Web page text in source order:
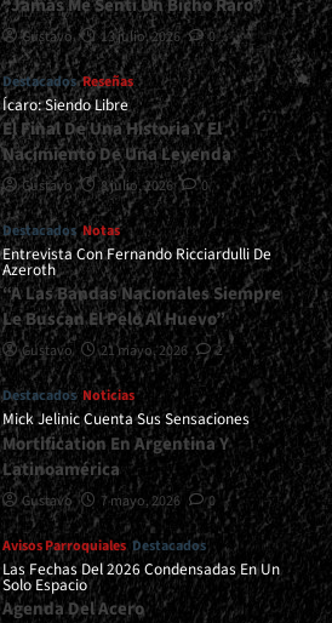
“Jamás Me Sentí Un Bicho Raro”
Gustavo 13 julio, 2026 0
Destacados Reseñas
Ícaro: Siendo Libre
El Final De Una Historia Y El
Nacimiento De Una Leyenda
Gustavo 8 julio, 2026 0
Destacados Notas
Entrevista Con Fernando Ricciardulli De
Azeroth
“A Las Bandas Nacionales Siempre
Le Buscan El Pelo Al Huevo”
Gustavo 21 mayo, 2026 2
Destacados Noticias
Mick Jelinic Cuenta Sus Sensaciones
Mortification En Argentina Y
Latinoamérica
Gustavo 7 mayo, 2026 0
Avisos Parroquiales Destacados
Las Fechas Del 2026 Condensadas En Un
Solo Espacio
Agenda Del Acero